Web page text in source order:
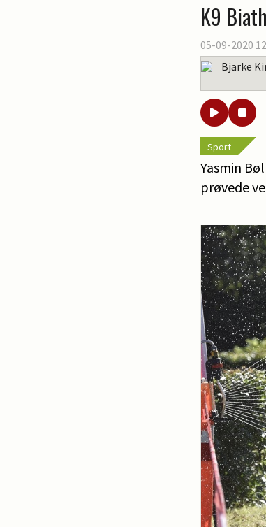
K9
05-09-2020
Bjarke
Sport
Yasmin
prøvede